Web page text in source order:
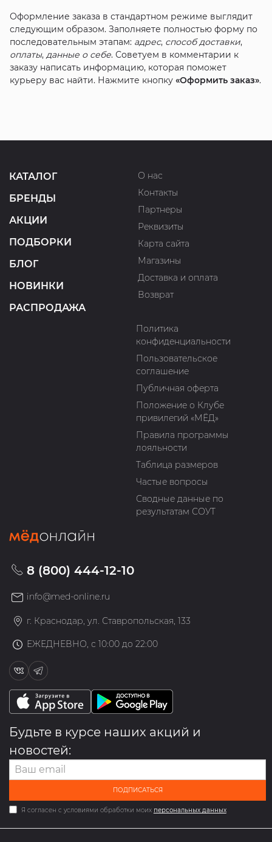
Оформление заказа в стандартном режиме выглядит
следующим образом. Заполняете полностью форму по
последовательным этапам: адрес, способ доставки,
оплаты, данные о себе. Советуем в комментарии к
заказу написать информацию, которая поможет
курьеру вас найти. Нажмите кнопку «Оформить заказ».
КАТАЛОГ
БРЕНДЫ
АКЦИИ
ПОДБОРКИ
БЛОГ
НОВИНКИ
РАСПРОДАЖА
О нас
Контакты
Партнеры
Реквизиты
Карта сайта
Магазины
Доставка и оплата
Возврат
Политика
конфиденциальности
Пользовательское
соглашение
Публичная оферта
Положение о Клубе
привилегий «МЁД»
Правила программы
лояльности
Таблица размеров
Частые вопросы
Сводные данные по
результатам СОУТ
8 (800) 444-12-10
info@med-online.ru
г. Краснодар, ул. Ставропольская, 133
ЕЖЕДНЕВНО, с 10:00 до 22:00
Будьте в курсе наших акций и
новостей:
ПОДПИСАТЬСЯ
Я согласен с условиями обработки моих персональных данных